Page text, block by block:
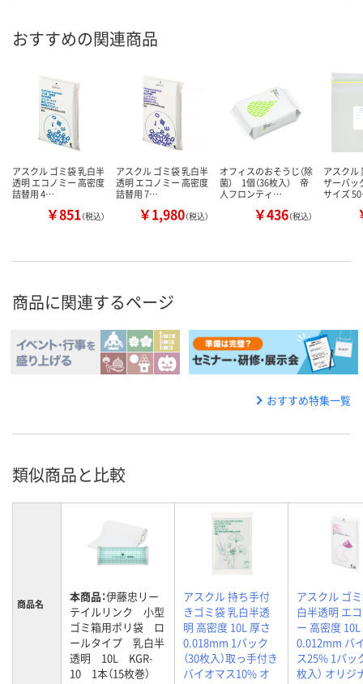
おすすめの関連商品
アスクル ゴミ袋 乳白半
透明 エコノミー 高密度
詰替用 4…
￥851（税込）
アスクル ゴミ袋 乳白半
透明 エコノミー 高密度
詰替用 7…
￥1,980（税込）
オフィスのおそうじ（除
菌） 1個（36枚入） 帝
人フロンティ…
￥436（税込）
アスクル
ザーバッ
サイズ
商品に関連するページ
おすすめ特集一覧
類似商品と比較
商品名 本商品：伊藤忠リー
テイルリンク 小型
ゴミ箱用ポリ袋 ロ
ールタイプ 乳白半
透明 10L KGR-
10 1本（15枚巻）
アスクル 持ち手付
きゴミ袋 乳白半透
明 高密度 10L 厚さ
0.018mm 1パック
（30枚入）取っ手付き
バイオマス10% オ
アスクル ゴ
白半透明 エ
ー 高密度
0.012mm バ
ス25% 1パッ
枚入） オリジ